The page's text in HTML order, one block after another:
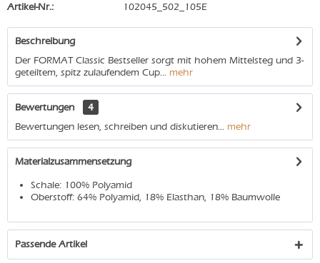
Artikel-Nr.: 102045_502_105E
Beschreibung
Der FORMAT Classic Bestseller sorgt mit hohem Mittelsteg und 3-
geteiltem, spitz zulaufendem Cup... mehr
Bewertungen
4
Bewertungen lesen, schreiben und diskutieren... mehr
Materialzusammensetzung
Schale: 100% Polyamid
Oberstoff: 64% Polyamid, 18% Elasthan, 18% Baumwolle
Passende Artikel